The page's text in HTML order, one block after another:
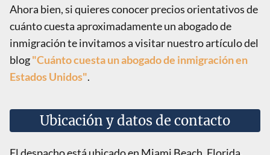
Ahora bien, si quieres conocer precios orientativos de
cuánto cuesta aproximadamente un abogado de
inmigración te invitamos a visitar nuestro artículo del
blog"Cuánto cuesta un abogado de inmigración en
Estados Unidos".
Ubicación y datos de contacto